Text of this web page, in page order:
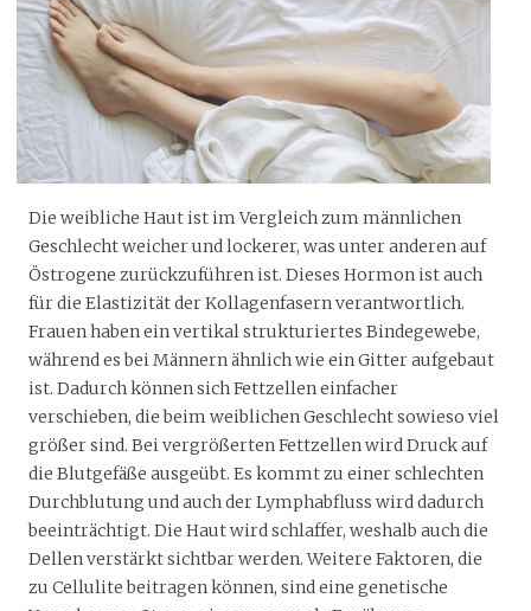
Die weibliche Haut ist im Vergleich zum männlichen
Geschlecht weicher und lockerer, was unter anderen auf
Östrogene zurückzuführen ist. Dieses Hormon ist auch
für die Elastizität der Kollagenfasern verantwortlich.
Frauen haben ein vertikal strukturiertes Bindegewebe,
während es bei Männern ähnlich wie ein Gitter aufgebaut
ist. Dadurch können sich Fettzellen einfacher
verschieben, die beim weiblichen Geschlecht sowieso viel
größer sind. Bei vergrößerten Fettzellen wird Druck auf
die Blutgefäße ausgeübt. Es kommt zu einer schlechten
Durchblutung und auch der Lymphabfluss wird dadurch
beeinträchtigt. Die Haut wird schlaffer, weshalb auch die
Dellen verstärkt sichtbar werden. Weitere Faktoren, die
zu Cellulite beitragen können, sind eine genetische